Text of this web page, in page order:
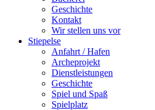
Geschichte
Kontakt
Wir stellen uns vor
Stiepelse
Anfahrt / Hafen
Archeprojekt
Dienstleistungen
Geschichte
Spiel und Spaß
Spielplatz